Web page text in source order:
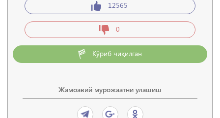
12565
0
Кўриб чиқилган
Жамоавий мурожаатни улашиш